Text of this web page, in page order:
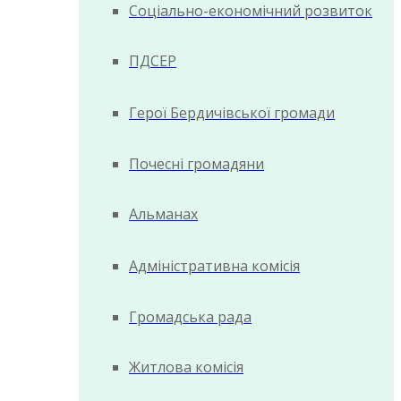
Соціально-економічний розвиток
ПДСЕР
Герої Бердичівської громади
Почесні громадяни
Альманах
Адміністративна комісія
Громадська рада
Житлова комісія